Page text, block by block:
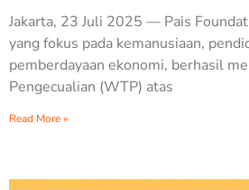
Jakarta, 23 Juli 2025 — Pais
yang fokus pada kemanusiaan,
pemberdayaan ekonomi, berhasil
Pengecualian (WTP) atas
Read More »